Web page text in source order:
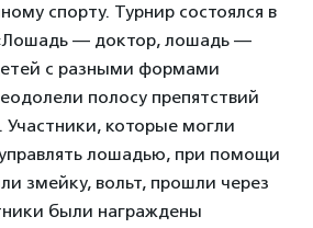
спорту. Турнир состоялся в
— доктор, лошадь —
с разными формами
полосу препятствий
Участники, которые могли
лошадью, при помощи
змейку, вольт, прошли через
были награждены